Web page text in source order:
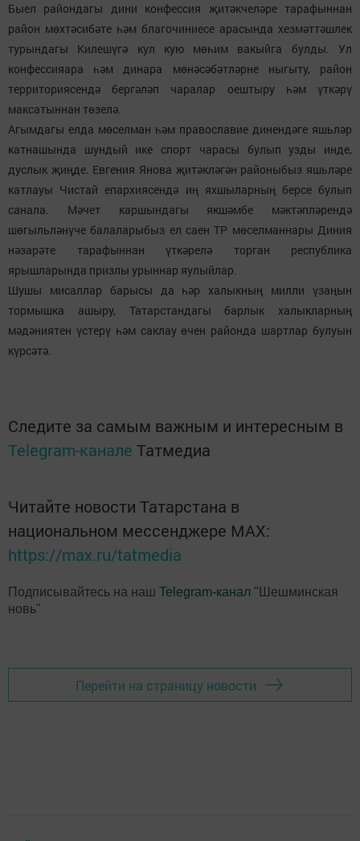
Быел райондагы дини конфессия җитәкчеләре тарафыннан
район мөхтәсибәте һәм благочиниесе арасында хезмәттәшлек
турындагы Килешүгә кул кую мөһим вакыйга булды. Ул
конфессияара һәм динара мөнәсәбәтләрне ныгыту, район
территориясендә бергәләп чаралар оештыру һәм үткәрү
максатыннан төзелә.
Агымдагы елда мөселман һәм православие динендәге яшьләр
катнашында шундый ике спорт чарасы булып узды инде,
дуслык җиңде. Евгения Янова җитәкләгән районыбыз яшьләре
катлауы Чистай епархиясендә иң яхшыларның берсе булып
санала. Мәчет каршындагы якшәмбе мәктәпләрендә
шөгыльләнүче балаларыбыз ел саен ТР мөселманнары Диния
нәзарәте тарафыннан үткәрелә торган республика
ярышларында призлы урыннар яулыйлар.
Шушы мисаллар барысы да һәр халыкның милли үзаңын
тормышка ашыру, Татарстандагы барлык халыкларның
мәдәниятен үстерү һәм саклау өчен районда шартлар булуын
күрсәтә.
Следите за самым важным и интересным в
Telegram-канале Татмедиа
Читайте новости Татарстана в
национальном мессенджере MАХ:
https://max.ru/tatmedia
Подписывайтесь на наш Telegram-канал "Шешминская
новь"
Перейти на страницу новости